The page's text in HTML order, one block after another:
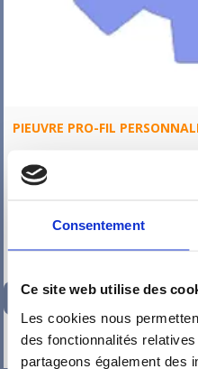
Consentement
Ce site web utilise des
Les cookies nous
des fonctionnalités
partageons également des
PIEUVRE PRO-FIL
97,96€ TTC
-